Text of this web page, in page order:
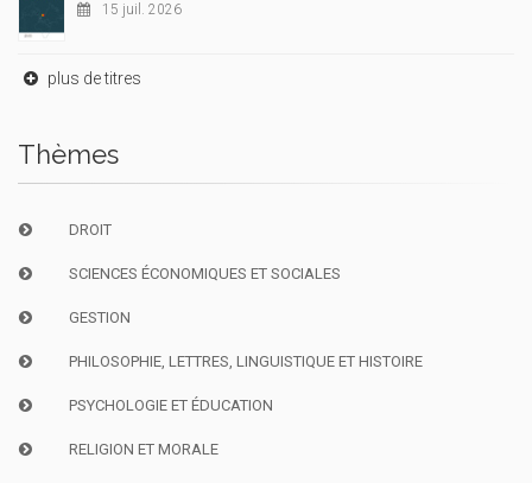
15 juil. 2026
plus de titres
Thèmes
DROIT
SCIENCES ÉCONOMIQUES ET SOCIALES
GESTION
PHILOSOPHIE, LETTRES, LINGUISTIQUE ET HISTOIRE
PSYCHOLOGIE ET ÉDUCATION
RELIGION ET MORALE